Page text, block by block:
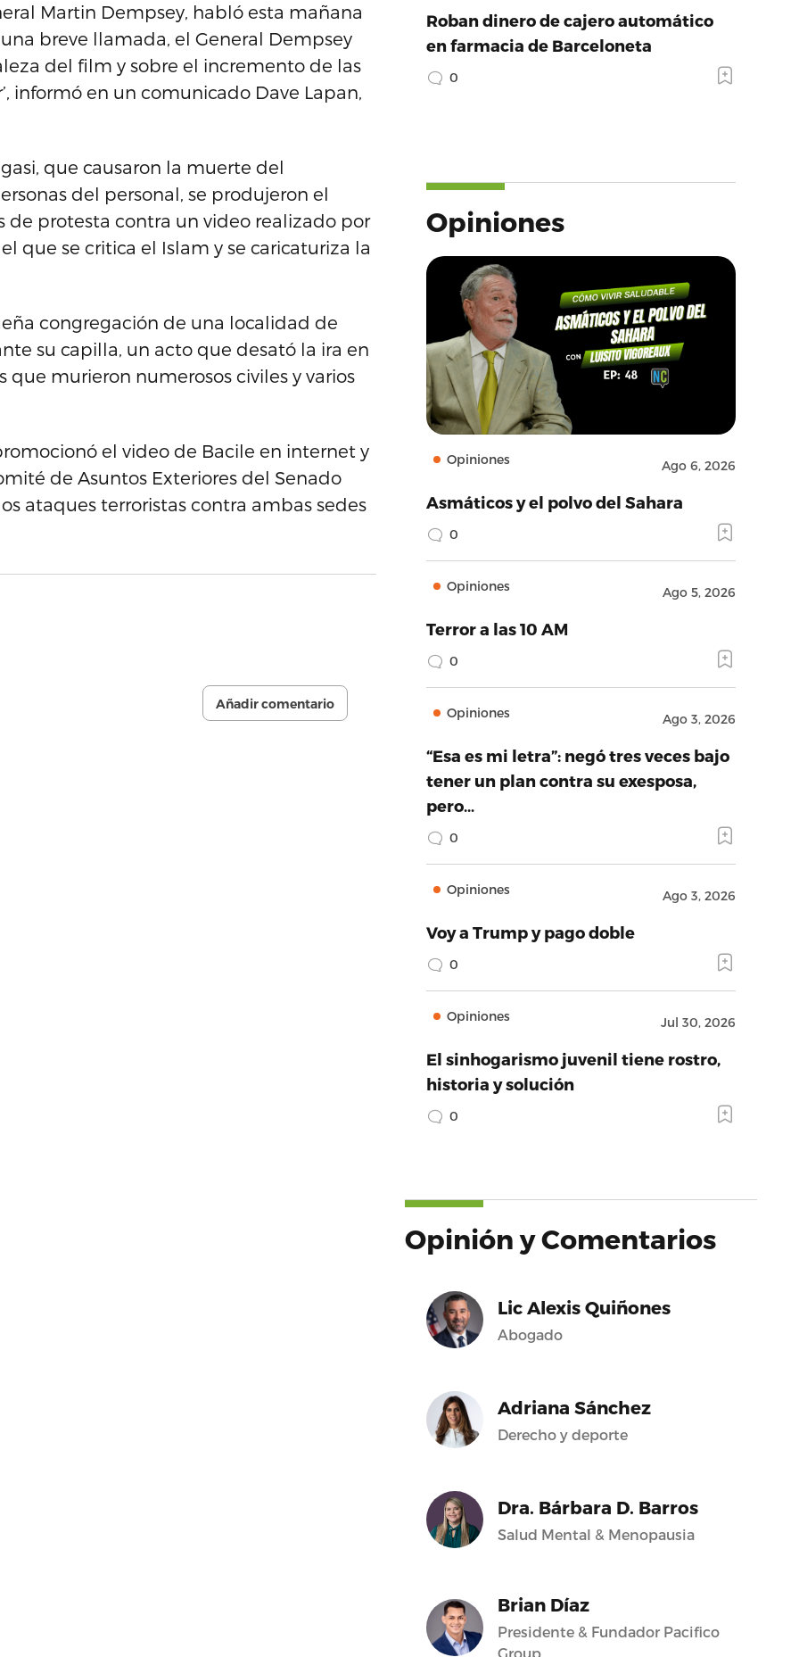
Martin Dempsey, habló esta mañana
breve llamada, el General Dempsey
del film y sobre el incremento de las
informó en un comunicado Dave Lapan,
que causaron la muerte del
del personal, se produjeron el
protesta contra un video realizado por
que se critica el Islam y se caricaturiza la
congregación de una localidad de
su capilla, un acto que desató la ira en
murieron numerosos civiles y varios
el video de Bacile en internet y
de Asuntos Exteriores del Senado
ataques terroristas contra ambas sedes
Añadir comentario
Roban dinero de cajero automático
en farmacia de Barceloneta
0
Opiniones
Opiniones Ago 6, 2026
Asmáticos y el polvo del Sahara
0
Opiniones Ago 5, 2026
Terror a las 10 AM
0
Opiniones Ago 3, 2026
“Esa es mi letra”: negó tres veces bajo
tener un plan contra su exesposa,
pero…
0
Opiniones Ago 3, 2026
Voy a Trump y pago doble
0
Opiniones Jul 30, 2026
El sinhogarismo juvenil tiene rostro,
historia y solución
0
Opinión y Comentarios
Lic Alexis Quiñones
Abogado
Adriana Sánchez
Derecho y deporte
Dra. Bárbara D. Barros
Salud Mental & Menopausia
Brian Díaz
Presidente & Fundador Pacifico
Group